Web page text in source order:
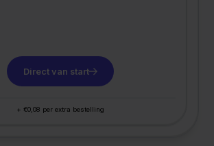
Direct van start
+ €0,08 per extra bestelling